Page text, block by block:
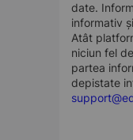
date.
informativ
Atât
niciun fel
partea
depistate